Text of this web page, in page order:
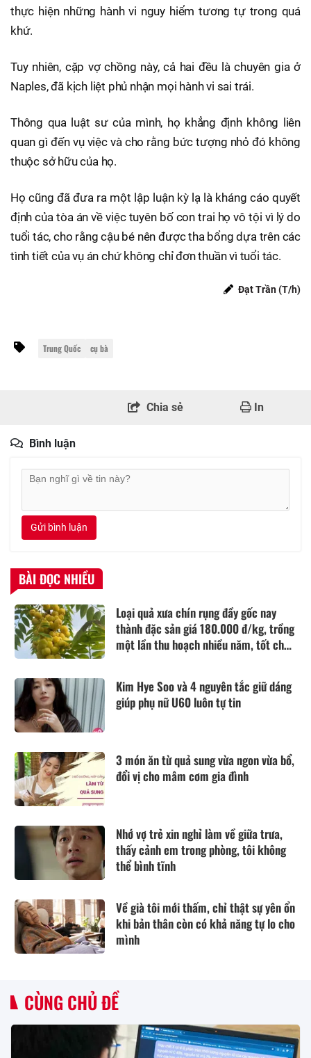
thực hiện những hành vi nguy hiểm tương tự trong quá
khứ.
Tuy nhiên, cặp vợ chồng này, cả hai đều là chuyên gia ở
Naples, đã kịch liệt phủ nhận mọi hành vi sai trái.
Thông qua luật sư của mình, họ khẳng định không liên
quan gì đến vụ việc và cho rằng bức tượng nhỏ đó không
thuộc sở hữu của họ.
Họ cũng đã đưa ra một lập luận kỳ lạ là kháng cáo quyết
định của tòa án về việc tuyên bố con trai họ vô tội vì lý do
tuổi tác, cho rằng cậu bé nên được tha bổng dựa trên các
tình tiết của vụ án chứ không chỉ đơn thuần vì tuổi tác.
Đạt Trần (T/h)
Trung Quốc cụ bà
Chia sẻ In
Bình luận
Gửi bình luận
BÀI ĐỌC NHIỀU
Loại quả xưa chín rụng đầy gốc nay
thành đặc sản giá 180.000 đ/kg, trồng
một lần thu hoạch nhiều năm, tốt cho
Kim Hye Soo và 4 nguyên tắc giữ dáng
giúp phụ nữ U60 luôn tự tin
3 món ăn từ quả sung vừa ngon vừa bổ,
đổi vị cho mâm cơm gia đình
Nhớ vợ trẻ xin nghỉ làm về giữa trưa,
thấy cảnh em trong phòng, tôi không
thể bình tĩnh
Về già tôi mới thấm, chỉ thật sự yên ổn
khi bản thân còn có khả năng tự lo cho
mình
CÙNG CHỦ ĐỀ